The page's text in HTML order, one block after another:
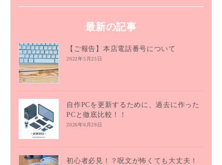
最新の記事
【ご報告】本店電話番号について
2022年5月25日
自作PCを更新するために、過去に作った
PCと徹底比較！！
2026年6月29日
初心者必見！？呪文が怖くても大丈夫！